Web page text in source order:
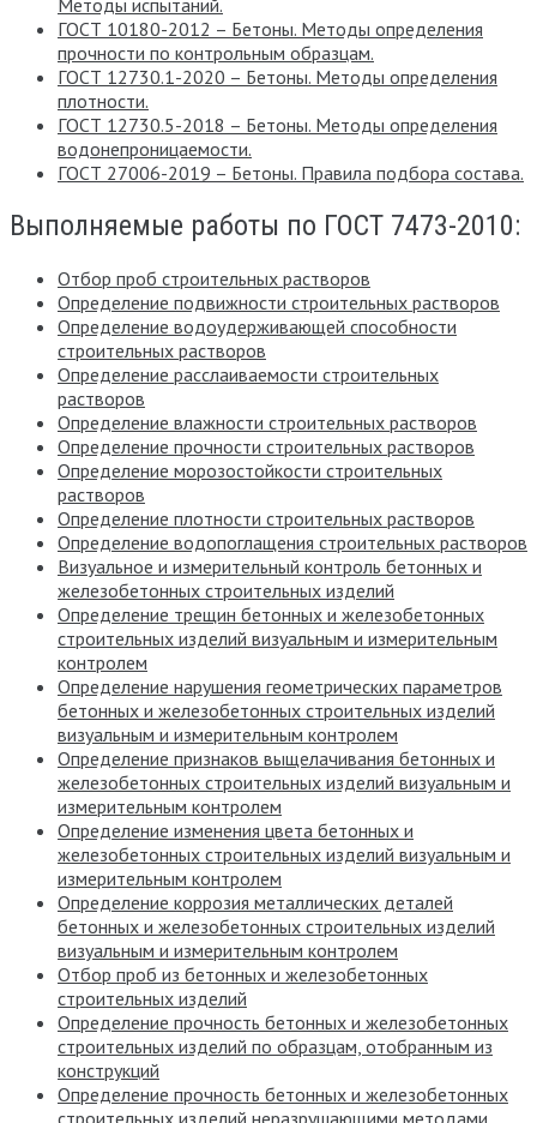
Методы испытаний.
ГОСТ 10180-2012 – Бетоны. Методы определения
прочности по контрольным образцам.
ГОСТ 12730.1-2020 – Бетоны. Методы определения
плотности.
ГОСТ 12730.5-2018 – Бетоны. Методы определения
водонепроницаемости.
ГОСТ 27006-2019 – Бетоны. Правила подбора состава.
Выполняемые работы по ГОСТ 7473-2010:
Отбор проб строительных растворов
Определение подвижности строительных растворов
Определение водоудерживающей способности
строительных растворов
Определение расслаиваемости строительных
растворов
Определение влажности строительных растворов
Определение прочности строительных растворов
Определение морозостойкости строительных
растворов
Определение плотности строительных растворов
Определение водопоглащения строительных растворов
Визуальное и измерительный контроль бетонных и
железобетонных строительных изделий
Определение трещин бетонных и железобетонных
строительных изделий визуальным и измерительным
контролем
Определение нарушения геометрических параметров
бетонных и железобетонных строительных изделий
визуальным и измерительным контролем
Определение признаков выщелачивания бетонных и
железобетонных строительных изделий визуальным и
измерительным контролем
Определение изменения цвета бетонных и
железобетонных строительных изделий визуальным и
измерительным контролем
Определение коррозия металлических деталей
бетонных и железобетонных строительных изделий
визуальным и измерительным контролем
Отбор проб из бетонных и железобетонных
строительных изделий
Определение прочность бетонных и железобетонных
строительных изделий по образцам, отобранным из
конструкций
Определение прочность бетонных и железобетонных
строительных изделий неразрушающими методами